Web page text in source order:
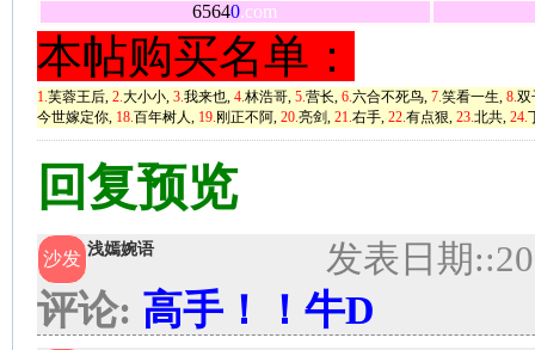
65640.com
本帖购买名单：
1.芙蓉王后, 2.大小小, 3.我来也, 4.林浩哥, 5.营长, 6.六合不死鸟, 7.笑看一生, 8.双
今世嫁定你, 18.百年树人, 19.刚正不阿, 20.亮剑, 21.右手, 22.有点狠, 23.北共, 24.
回复预览
沙发 浅嫣婉语 发表日期:
评论: 高手！！牛D